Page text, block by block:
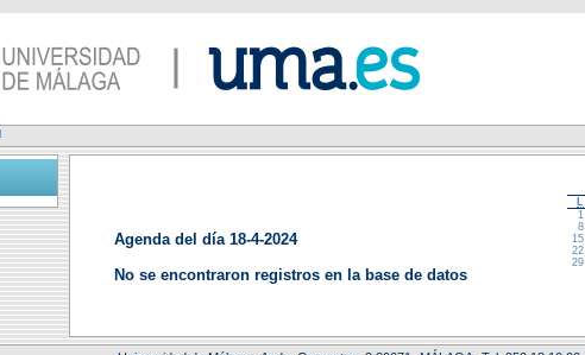
Agenda del día 18-4-2024
No se encontraron registros en la base de datos
1
8
15
22
29